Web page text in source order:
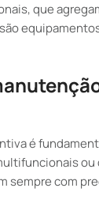
que
é
ou
sempre com